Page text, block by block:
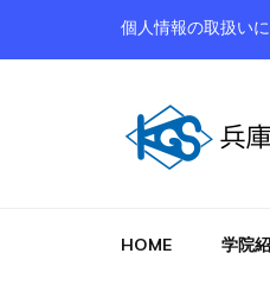
個人情報の取扱い
HOME 学院